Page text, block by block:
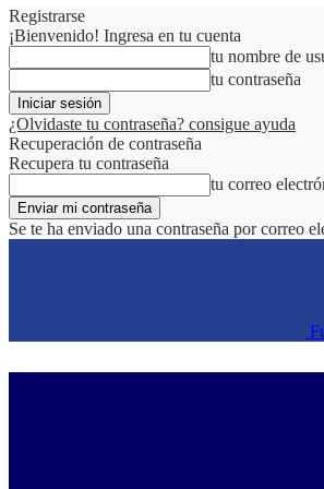
Registrarse
¡Bienvenido! Ingresa en tu cuenta
tu nombre de
tu contraseña
¿Olvidaste tu contraseña? consigue ayuda
Recuperación de contraseña
Recupera tu contraseña
tu correo
Se te ha enviado una contraseña por correo